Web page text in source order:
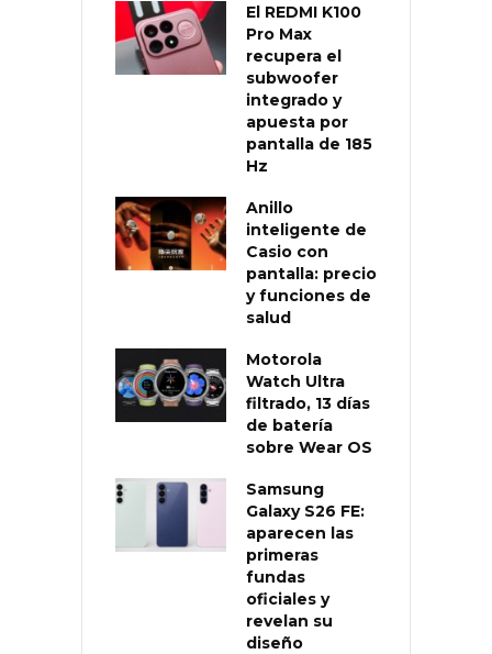
El REDMI K100
Pro Max
recupera el
subwoofer
integrado y
apuesta por
pantalla de 185
Hz
Anillo
inteligente de
Casio con
pantalla: precio
y funciones de
salud
Motorola
Watch Ultra
filtrado, 13 días
de batería
sobre Wear OS
Samsung
Galaxy S26 FE:
aparecen las
primeras
fundas
oficiales y
revelan su
diseño